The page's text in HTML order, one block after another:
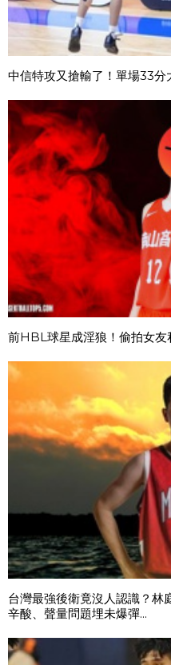
中信特攻又搶輸了！單場33分
前HBL球星成淫狼！偷拍女友
台灣最強後衛竟沒人認識？林
辛酸、聲量問題埋未爆彈...